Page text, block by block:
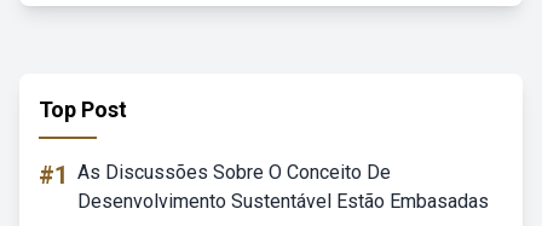
Top Post
#1 As Discussões Sobre O Conceito De
Desenvolvimento Sustentável Estão Embasadas